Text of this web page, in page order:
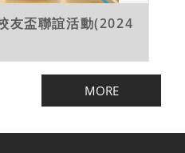
友盃聯誼活動(2024
MORE